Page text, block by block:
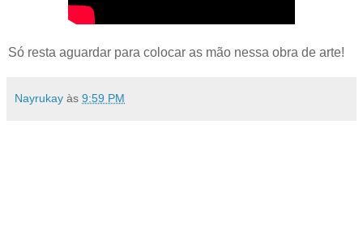
Só resta aguardar para colocar as mão nessa obra de arte!
Nayrukay às 9:59 PM